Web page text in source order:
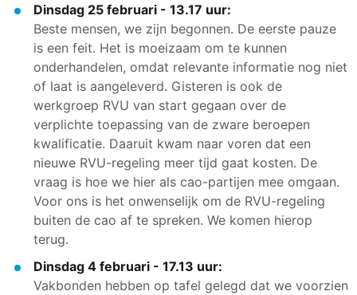
Dinsdag 25 februari - 13.17 uur:
Beste mensen, we zijn begonnen. De eerste pauze
is een feit. Het is moeizaam om te kunnen
onderhandelen, omdat relevante informatie nog niet
of laat is aangeleverd. Gisteren is ook de
werkgroep RVU van start gegaan over de
verplichte toepassing van de zware beroepen
kwalificatie. Daaruit kwam naar voren dat een
nieuwe RVU-regeling meer tijd gaat kosten. De
vraag is hoe we hier als cao-partijen mee omgaan.
Voor ons is het onwenselijk om de RVU-regeling
buiten de cao af te spreken. We komen hierop
terug.
Dinsdag 4 februari - 17.13 uur:
Vakbonden hebben op tafel gelegd dat we voorzien